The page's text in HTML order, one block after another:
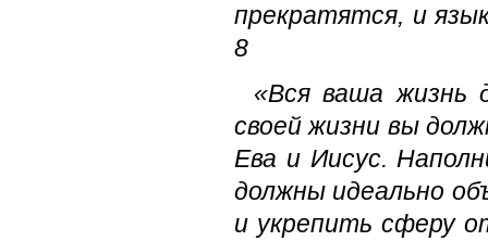
прекратятся, и
8
«Вся ваша жизнь
своей жизни вы
Ева и Иисус.
должны идеально
и укрепить сферу